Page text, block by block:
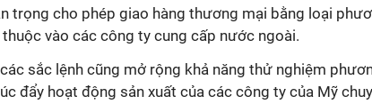
trọng cho phép giao hàng thương mại bằng loại
vào các công ty cung cấp nước ngoài.
sắc lệnh cũng mở rộng khả năng thử nghiệm
đẩy hoạt động sản xuất của các công ty của Mỹ